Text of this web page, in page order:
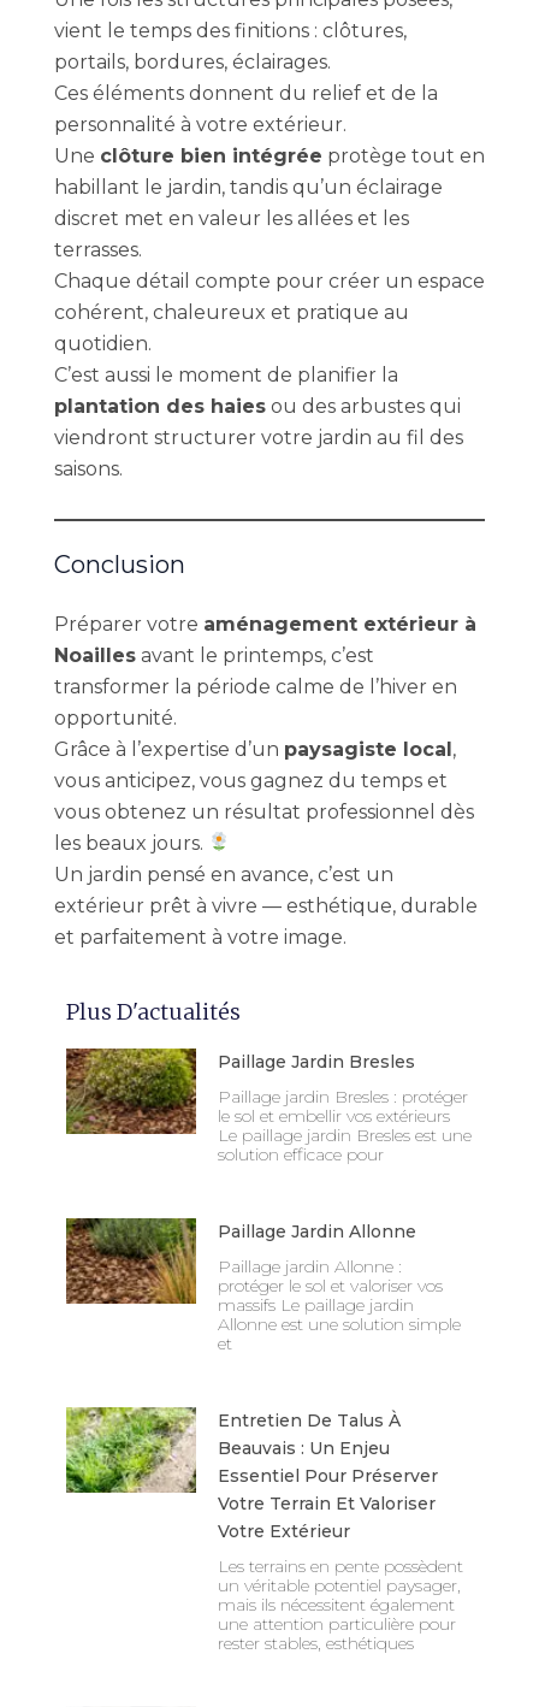
vient le temps des finitions : clôtures,
portails, bordures, éclairages.
Ces éléments donnent du relief et de la
personnalité à votre extérieur.
Une clôture bien intégrée protège tout en
habillant le jardin, tandis qu’un éclairage
discret met en valeur les allées et les
terrasses.
Chaque détail compte pour créer un espace
cohérent, chaleureux et pratique au
quotidien.
C’est aussi le moment de planifier la
plantation des haies ou des arbustes qui
viendront structurer votre jardin au fil des
saisons.
Conclusion
Préparer votre aménagement extérieur à
Noailles avant le printemps, c’est
transformer la période calme de l’hiver en
opportunité.
Grâce à l’expertise d’un paysagiste local,
vous anticipez, vous gagnez du temps et
vous obtenez un résultat professionnel dès
les beaux jours.
Un jardin pensé en avance, c’est un
extérieur prêt à vivre — esthétique, durable
et parfaitement à votre image.
Plus D'actualités
Paillage Jardin Bresles
Paillage jardin Bresles : protéger
le sol et embellir vos extérieurs
Le paillage jardin Bresles est une
solution efficace pour
Paillage Jardin Allonne
Paillage jardin Allonne :
protéger le sol et valoriser vos
massifs Le paillage jardin
Allonne est une solution simple
et
Entretien De Talus À
Beauvais : Un Enjeu
Essentiel Pour Préserver
Votre Terrain Et Valoriser
Votre Extérieur
Les terrains en pente possèdent
un véritable potentiel paysager,
mais ils nécessitent également
une attention particulière pour
rester stables, esthétiques